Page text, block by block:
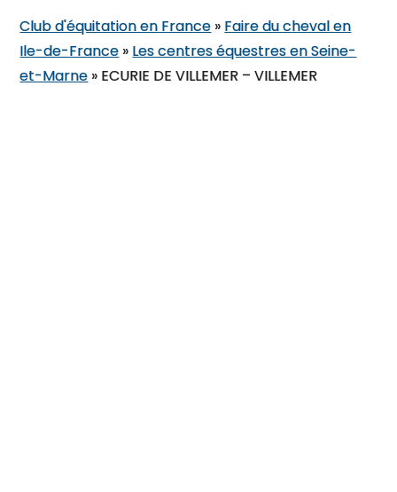
Club d'équitation en France » Faire du cheval en
Ile-de-France » Les centres équestres en Seine-
et-Marne » ECURIE DE VILLEMER – VILLEMER